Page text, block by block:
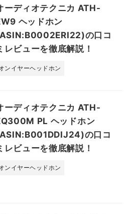
ーディオテクニカ ATH-
ヘッドホン
の口コ
レビューを徹底解説！
ンイヤーヘッドホン
ーディオテクニカ ATH-
PL ヘッドホン
の口コ
レビューを徹底解説！
ンイヤーヘッドホン